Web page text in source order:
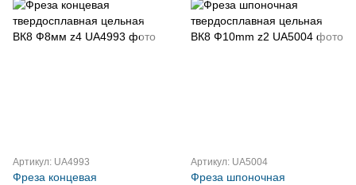
Артикул: UA4993
Фреза концевая
Артикул: UA5004
Фреза шпоночная